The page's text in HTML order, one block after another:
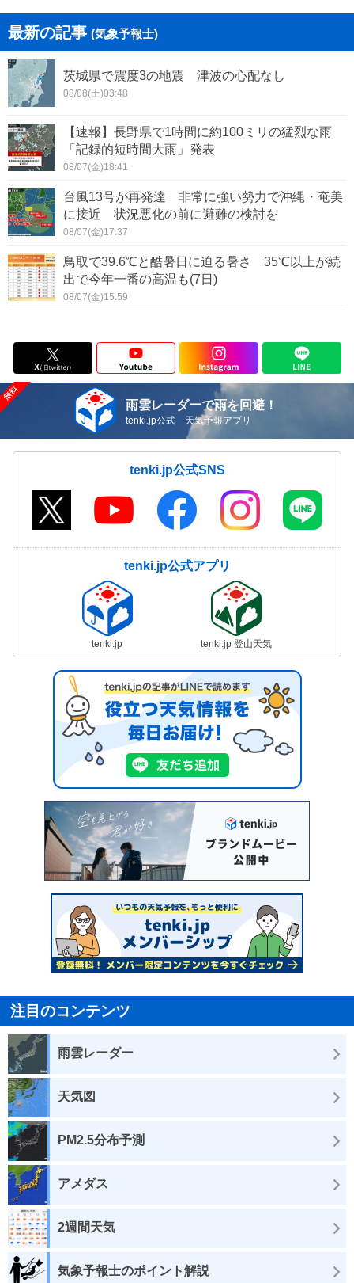
最新の記事 (気象予報士)
茨城県で震度3の地震 津波の心配なし
08/08(土)03:48
【速報】長野県で1時間に約100ミリの猛烈な雨
「記録的短時間大雨」発表
08/07(金)18:41
台風13号が再発達 非常に強い勢力で沖縄・奄美
に接近 状況悪化の前に避難の検討を
08/07(金)17:37
鳥取で39.6℃と酷暑日に迫る暑さ 35℃以上が続
出で今年一番の高温も(7日)
08/07(金)15:59
雨雲レーダーで雨を回避！
tenki.jp公式 天気予報アプリ
tenki.jp公式SNS
tenki.jp公式アプリ
tenki.jp tenki.jp 登山天気
注目のコンテンツ
雨雲レーダー
天気図
PM2.5分布予測
アメダス
2週間天気
気象予報士のポイント解説